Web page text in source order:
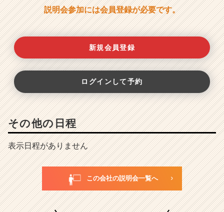
説明会参加には会員登録が必要です。
新規会員登録
ログインして予約
その他の日程
表示日程がありません
この会社の説明会一覧へ